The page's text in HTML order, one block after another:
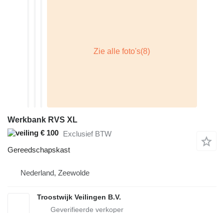
Werkbank RVS XL
€ 100 Exclusief BTW
Gereedschapskast
Nederland, Zeewolde
Troostwijk Veilingen B.V.